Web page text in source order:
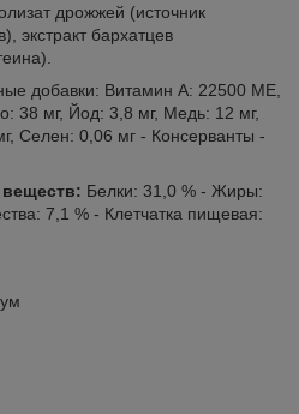
дрожжей (источник
экстракт бархатцев
добавки: Витамин A: 22500 ME,
38 мг, Йод: 3,8 мг, Медь: 12 мг,
Ceлeн: 0,06 мг - Консерванты -
Белки: 31,0 % - Жиры:
7,1 % - Клетчатка пищевая: